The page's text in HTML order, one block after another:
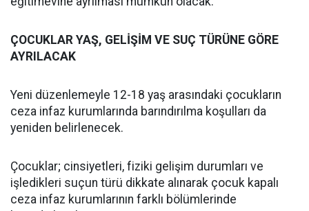
ÇOCUKLAR YAŞ, GELİŞİM VE SUÇ TÜRÜNE GÖRE
AYRILACAK
Yeni düzenlemeyle 12-18 yaş arasındaki çocukların
ceza infaz kurumlarında barındırılma koşulları da
yeniden belirlenecek.
Çocuklar; cinsiyetleri, fiziki gelişim durumları ve
işledikleri suçun türü dikkate alınarak çocuk kapalı
ceza infaz kurumlarının farklı bölümlerinde